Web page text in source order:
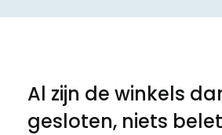
Al zijn de winkels
gesloten, niets